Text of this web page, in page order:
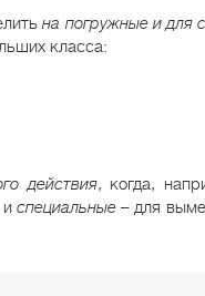
на погружные и для
класса:
действия, когда,
специальные– для